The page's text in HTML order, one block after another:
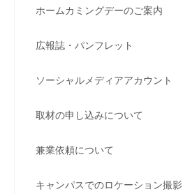
ホームカミングデーのご案内
広報誌・パンフレット
ソーシャルメディアアカウント
取材の申し込みについて
兼業依頼について
キャンパスでのロケーション撮影